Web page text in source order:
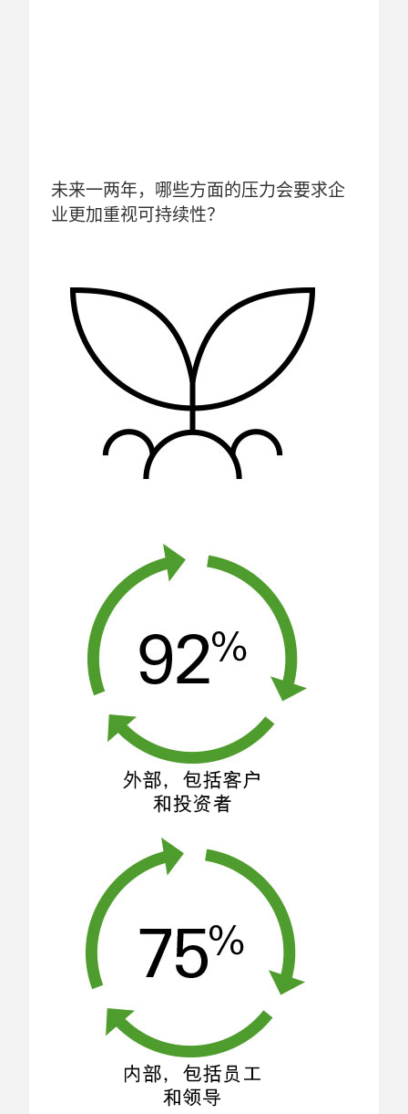
未来一两年，哪些方面的压力会要求企
业更加重视可持续性？